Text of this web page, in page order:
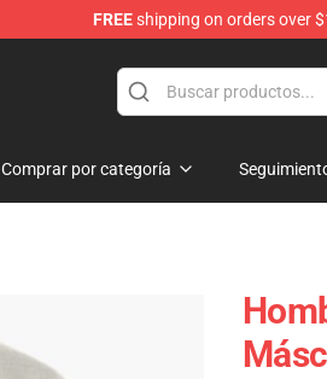
FREEshipping on orders over
Comprar por categoría